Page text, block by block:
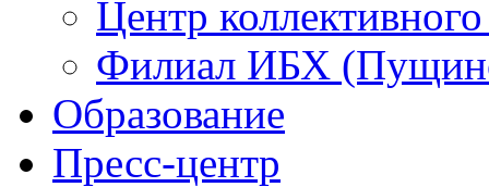
Центр
Филиал ИБХ
Образование
Пресс-центр